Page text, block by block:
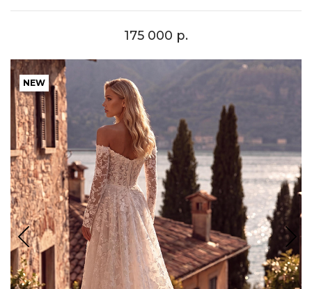
175 000 р.
NEW